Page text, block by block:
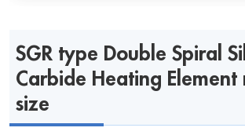
SGR type Double Spiral
Carbide Heating Element
size